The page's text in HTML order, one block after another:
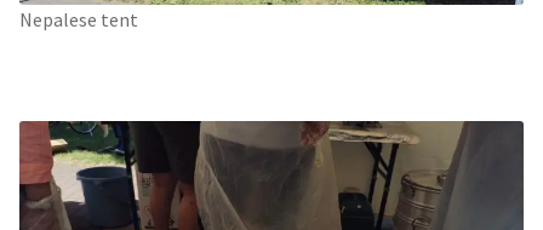
Nepalese tent